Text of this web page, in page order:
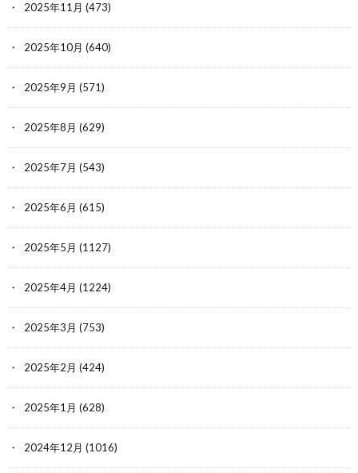
2025年11月 (473)
2025年10月 (640)
2025年9月 (571)
2025年8月 (629)
2025年7月 (543)
2025年6月 (615)
2025年5月 (1127)
2025年4月 (1224)
2025年3月 (753)
2025年2月 (424)
2025年1月 (628)
2024年12月 (1016)